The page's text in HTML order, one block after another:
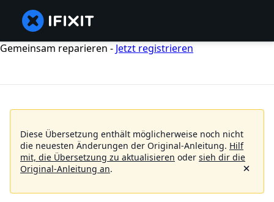
Gemeinsam reparieren - Jetzt registrieren
Diese Übersetzung enthält möglicherweise noch nicht
die neuesten Änderungen der Original-Anleitung. Hilf
mit, die Übersetzung zu aktualisieren oder sieh dir die
Original-Anleitung an.